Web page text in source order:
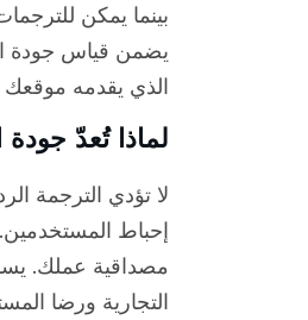
بينما يمكن
يضمن قياس جودة
الذي يقدمه موقعك
لماذا تُعدّ
لا تؤدي الترجمة
إحباط
مصداقية عملك.
التجارية ورضا